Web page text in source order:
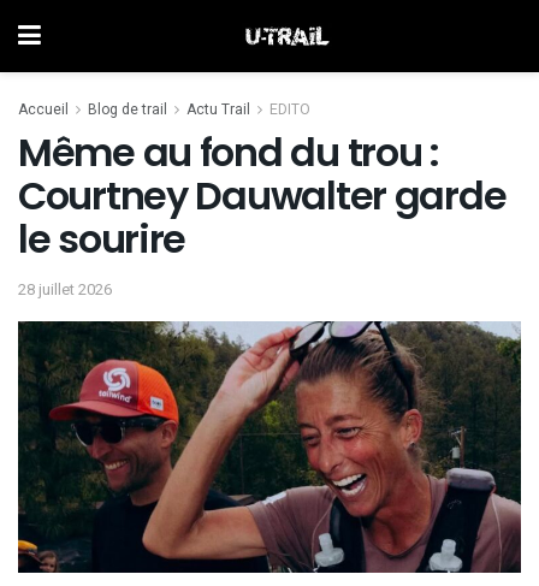
Accueil Blog de trail Actu Trail EDITO
Même au fond du trou :
Courtney Dauwalter garde
le sourire
28 juillet 2026